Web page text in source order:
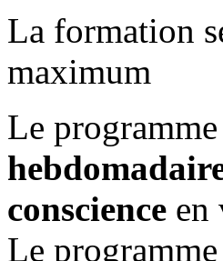
La formation
maximum
Le
conscience en
Le